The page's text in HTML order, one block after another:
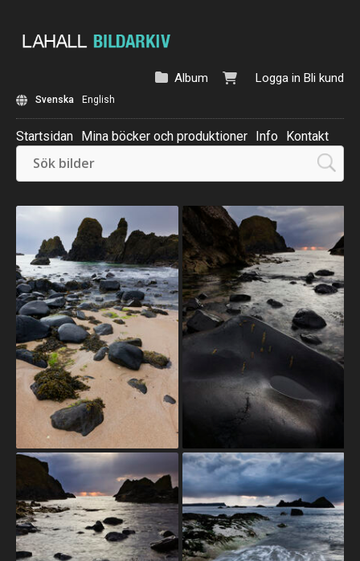
Logga in Bli kund
Album
Svenska English
Startsidan Mina böcker och produktioner Info Kontakt
Beställ: Kalender 2025